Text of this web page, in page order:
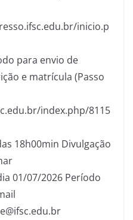
inicio.p
para envio de
e matrícula (Passo
index.php/8115
18h00min Divulgação
01/07/2026 Período